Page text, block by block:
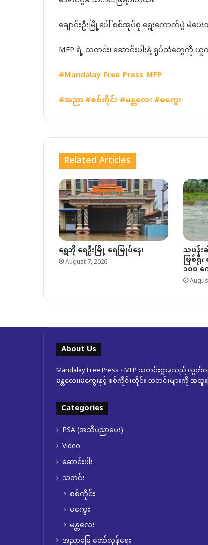
ချောင်းဦးမြို့ပေါ် စစ်အုပ်စု ရွေးကောက်ပွဲ မဲပ
MFP ရဲ့ သတင်း၊ ဆောင်းပါးနဲ့ ရုပ်သံတွ
#Mandalay_Free_Press_MFP
#အညာ#စစ်ကိုင်း#မန္တလေး#မကွေး
Related Articles
ရွှေဘို ရေဦးမြို့ ရေမြုပ်နေ၊
August 7, 2026
သဖန်
မြစ်ရို
၁၀၀ က
About Us
Mandalay Free Press - MFP သတင်းဌာနသည်
မန္တလေး၊မကွေးနှင့် စစ်ကိုင်းတိုင်း သတင်းများကို
Categories
PSA (အသိပညာပေး)
Video
ဆောင်းပါး
သတင်း
စစ်ကိုင်း
မကွေး
မန္တလေး
အညာမြေ တော်လှန်ရေး